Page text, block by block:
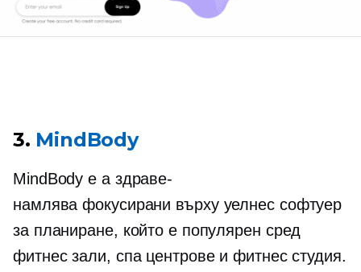
3. MindBody
MindBody е a здраве-
намлявафокусирани върху уелнессофтуер
за планиране, който е популярен сред
фитнес зали, спа центрове и фитнес студия.